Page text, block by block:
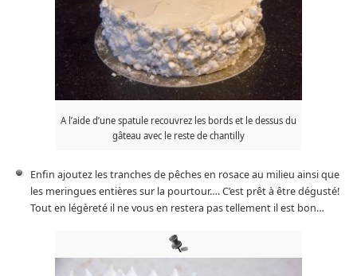
A l’aide d’une spatule recouvrez les bords et le dessus du
gâteau avec le reste de chantilly
Enfin ajoutez les tranches de pêches en rosace au milieu ainsi que
les meringues entières sur la pourtour…. C’est prêt à être dégusté!
Tout en légèreté il ne vous en restera pas tellement il est bon…